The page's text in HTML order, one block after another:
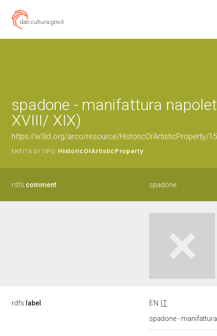
spadone - manifattura
XVIII/ XIX)
https://w3id.org/arco/resource/HistoricOrArtisticProperty/
ENTITÀ DI TIPO: HistoricOrArtisticProperty
rdfs:comment spadone
rdfs: label EN
IT
spadone -